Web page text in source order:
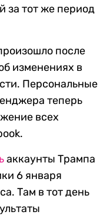
за тот же период
после
изменениях в
Персональные
теперь
всех
аккаунты Трампа
6 января
Там в тот день